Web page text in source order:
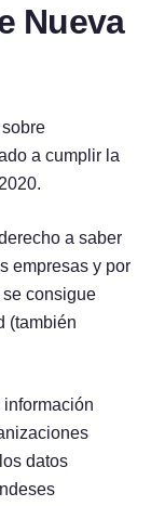
Nueva
a cumplir la
a saber
empresas y por
consigue
(también
datos